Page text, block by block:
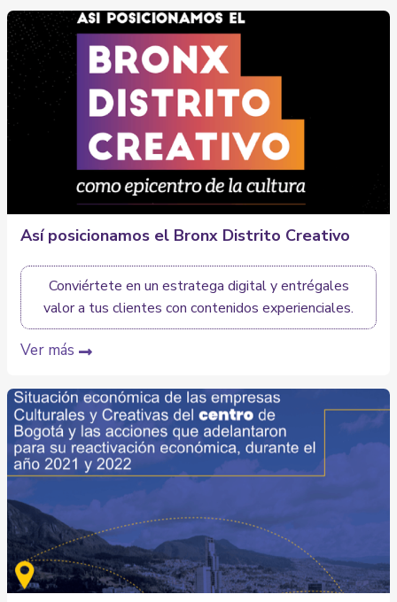
Así posicionamos el Bronx Distrito Creativo
Conviértete en un estratega digital y entrégales
valor a tus clientes con contenidos experienciales.
Ver más